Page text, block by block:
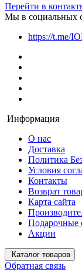
Перейти в
Мы в социальных
https://t.me/
Информация
О нас
Доставка
Политика
Условия
Контакты
Возврат
Карта сайта
Подарочные
Акции
Каталог товаров
Обратная связь